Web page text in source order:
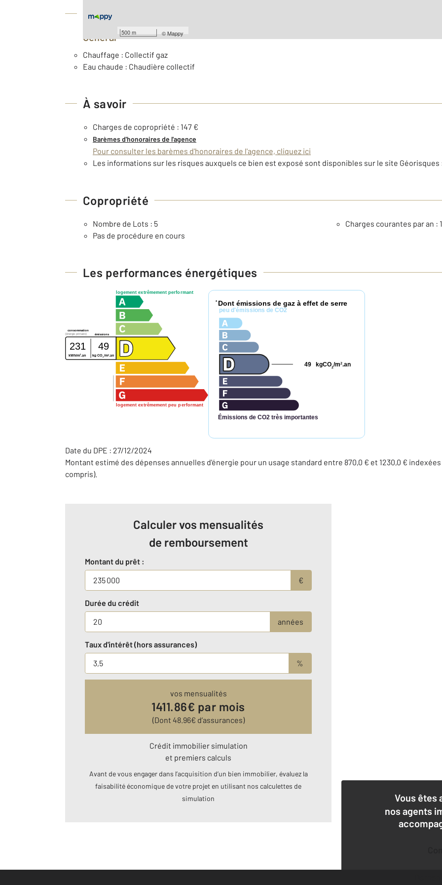
500 m ©Mappy
Équipements
Général
Chauffage : Collectif gaz
Eau chaude : Chaudière collectif
À savoir
Charges de copropriété : 147 €
Barèmes d'honoraires de l'agence
Pour consulter les barèmes d'honoraires de l'agence, cliquez ici
Les informations sur les risques auxquels ce bien est exposé sont disponibles sur le site Géorisques
Copropriété
Nombre de Lots : 5
Charges courantes par an :
Pas de procédure en cours
Les performances énergétiques
logement extrêmement performant
logement extrêmement peu performant
consommation
émissions
(énergie primaire)
231 49
kWh/m2 .an kg CO2 /m2 .an
* Dont émissions de gaz à effet de serre
peu d'émissions de CO2
Émissions de CO2 très importantes
kgCO2/m2.an
49
Date du DPE : 27/12/2024
Montant estimé des dépenses annuelles d'énergie pour un usage standard entre 870,0 € et 1230,0 €
compris).
Calculer vos mensualités
de remboursement
Montant du prêt :
€
Durée du crédit
années
Taux d'intérêt (hors assurances)
%
vos mensualités
1411.86€ par mois
(Dont 48.96€ d’assurances)
Crédit immobilier simulation
et premiers calculs
Avant de vous engager dans l’acquisition d’un bien immobilier, évaluez la
faisabilité économique de votre projet en utilisant nos calculettes de
simulation
Vous êtes
nos agents